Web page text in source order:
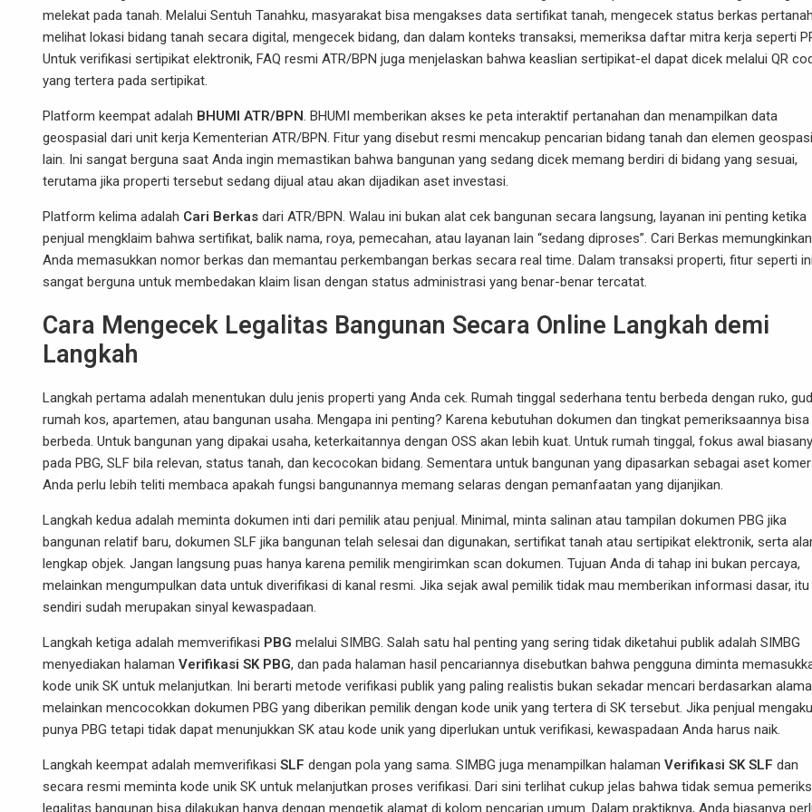
melekat pada tanah. Melalui Sentuh Tanahku, masyarakat bisa mengakses data sertifikat tanah, mengecek status berkas
melihat lokasi bidang tanah secara digital, mengecek bidang, dan dalam konteks transaksi, memeriksa daftar mitra kerja seperti
Untuk verifikasi sertipikat elektronik, FAQ resmi ATR/BPN juga menjelaskan bahwa keaslian sertipikat-el dapat dicek melalui QR
yang tertera pada sertipikat.
Platform keempat adalah BHUMI ATR/BPN. BHUMI memberikan akses ke peta interaktif pertanahan dan menampilkan data
geospasial dari unit kerja Kementerian ATR/BPN. Fitur yang disebut resmi mencakup pencarian bidang tanah dan elemen
lain. Ini sangat berguna saat Anda ingin memastikan bahwa bangunan yang sedang dicek memang berdiri di bidang yang sesuai,
terutama jika properti tersebut sedang dijual atau akan dijadikan aset investasi.
Platform kelima adalah Cari Berkas dari ATR/BPN. Walau ini bukan alat cek bangunan secara langsung, layanan ini penting ketika
penjual mengklaim bahwa sertifikat, balik nama, roya, pemecahan, atau layanan lain “sedang diproses”. Cari Berkas memungkinkan
Anda memasukkan nomor berkas dan memantau perkembangan berkas secara real time. Dalam transaksi properti, fitur seperti ini
sangat berguna untuk membedakan klaim lisan dengan status administrasi yang benar-benar tercatat.
Cara Mengecek Legalitas Bangunan Secara Online Langkah demi
Langkah
Langkah pertama adalah menentukan dulu jenis properti yang Anda cek. Rumah tinggal sederhana tentu berbeda dengan ruko,
rumah kos, apartemen, atau bangunan usaha. Mengapa ini penting? Karena kebutuhan dokumen dan tingkat pemeriksaannya bisa
berbeda. Untuk bangunan yang dipakai usaha, keterkaitannya dengan OSS akan lebih kuat. Untuk rumah tinggal, fokus awal
pada PBG, SLF bila relevan, status tanah, dan kecocokan bidang. Sementara untuk bangunan yang dipasarkan sebagai aset
Anda perlu lebih teliti membaca apakah fungsi bangunannya memang selaras dengan pemanfaatan yang dijanjikan.
Langkah kedua adalah meminta dokumen inti dari pemilik atau penjual. Minimal, minta salinan atau tampilan dokumen PBG jika
bangunan relatif baru, dokumen SLF jika bangunan telah selesai dan digunakan, sertifikat tanah atau sertipikat elektronik, serta
lengkap objek. Jangan langsung puas hanya karena pemilik mengirimkan scan dokumen. Tujuan Anda di tahap ini bukan percaya,
melainkan mengumpulkan data untuk diverifikasi di kanal resmi. Jika sejak awal pemilik tidak mau memberikan informasi dasar, itu
sendiri sudah merupakan sinyal kewaspadaan.
Langkah ketiga adalah memverifikasi PBG melalui SIMBG. Salah satu hal penting yang sering tidak diketahui publik adalah SIMBG
menyediakan halaman Verifikasi SK PBG, dan pada halaman hasil pencariannya disebutkan bahwa pengguna diminta
kode unik SK untuk melanjutkan. Ini berarti metode verifikasi publik yang paling realistis bukan sekadar mencari berdasarkan
melainkan mencocokkan dokumen PBG yang diberikan pemilik dengan kode unik yang tertera di SK tersebut. Jika penjual mengaku
punya PBG tetapi tidak dapat menunjukkan SK atau kode unik yang diperlukan untuk verifikasi, kewaspadaan Anda harus naik.
Langkah keempat adalah memverifikasi SLF dengan pola yang sama. SIMBG juga menampilkan halaman Verifikasi SK SLF dan
secara resmi meminta kode unik SK untuk melanjutkan proses verifikasi. Dari sini terlihat cukup jelas bahwa tidak semua
legalitas bangunan bisa dilakukan hanya dengan mengetik alamat di kolom pencarian umum. Dalam praktiknya, Anda biasanya